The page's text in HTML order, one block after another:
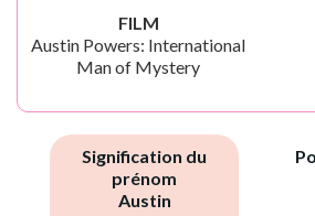
FILM
Austin Powers: International
Man of Mystery
Signification du
prénom
Austin